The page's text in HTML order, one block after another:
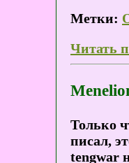
Метки:
Читать
Только
писал,
tengwar